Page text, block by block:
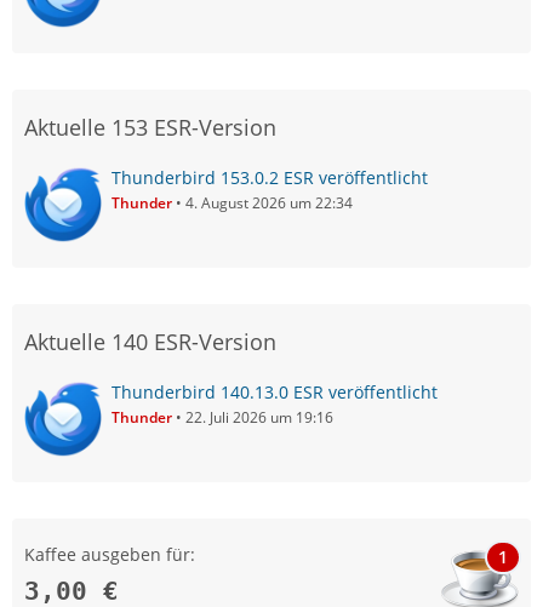
Aktuelle 153 ESR-Version
Thunderbird 153.0.2 ESR veröffentlicht
Thunder 4. August 2026 um 22:34
Aktuelle 140 ESR-Version
Thunderbird 140.13.0 ESR veröffentlicht
Thunder 22. Juli 2026 um 19:16
Kaffee ausgeben für:
3,00 €
1